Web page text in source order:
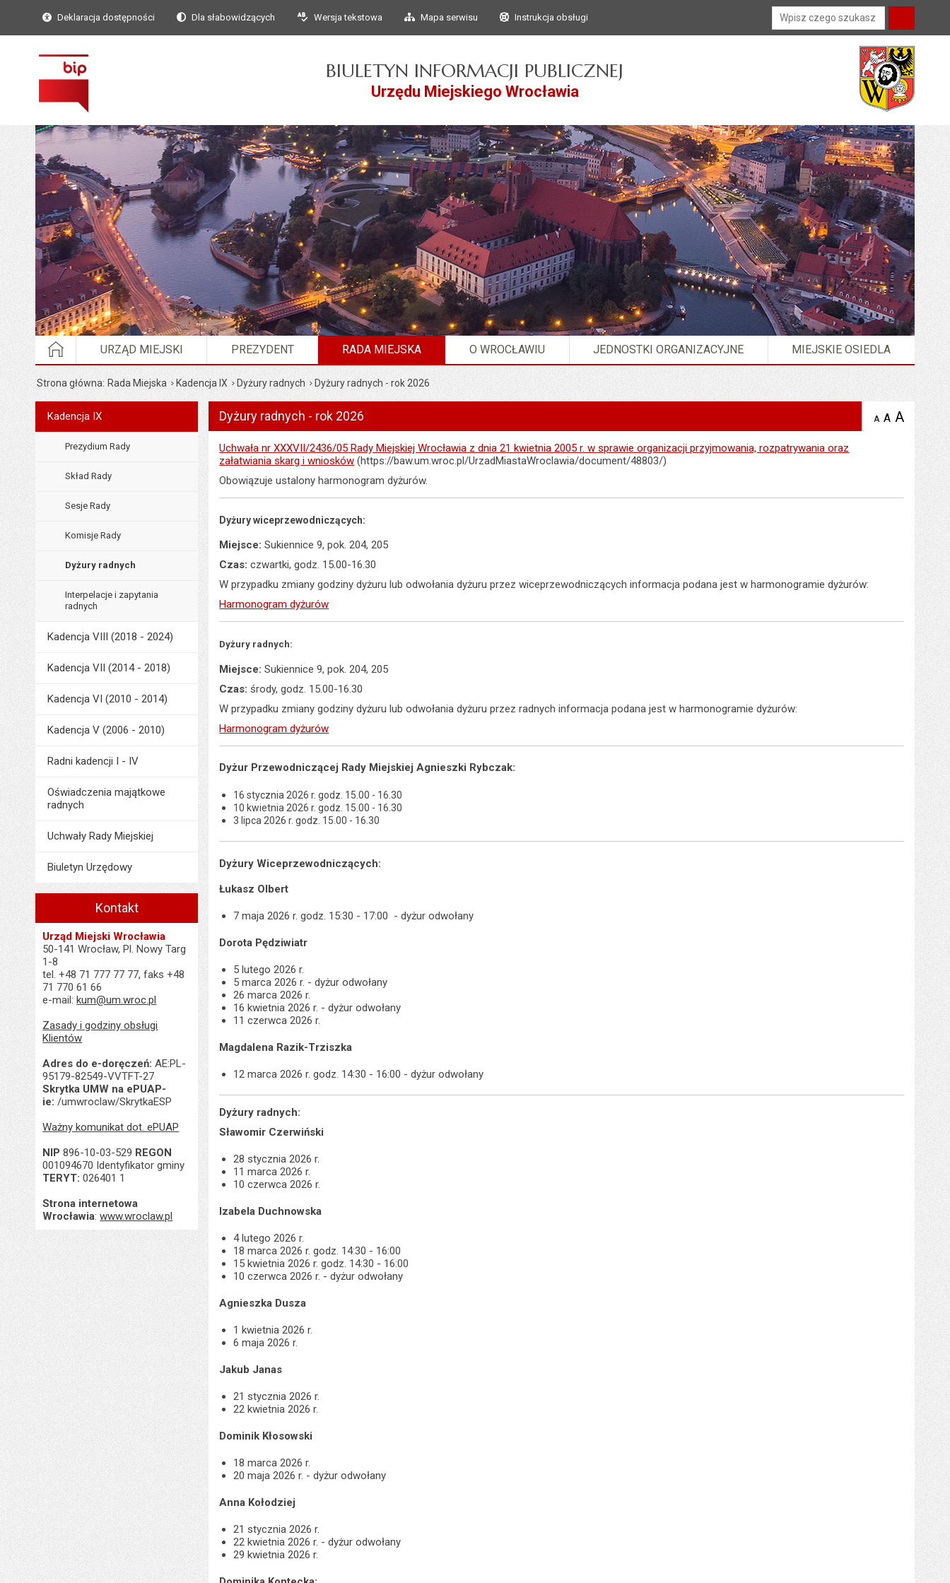
Przejdź do głównego
Przejdź do treści
Deklaracja dostępności Dla słabowidzących Wersja tekstowa Mapa serwisu Instrukcja obsługi Wyszukiwarka
BIULETYN INFORMACJI PUBLICZNEJ
Urzędu Miejskiego Wrocławia
STRONA GŁÓWNA
URZĄD MIEJSKI PREZYDENT RADA MIEJSKA O WROCŁAWIU JEDNOSTKI ORGANIZACYJNE MIEJSKIE OSIEDLA
Strona główna Rada Miejska Kadencja IX Dyżury radnych Dyżury radnych - rok 2026
MenuRada Miejska
Kadencja IX
Prezydium Rady
Skład Rady
Sesje Rady
Komisje Rady
Dyżury radnych
Interpelacje i zapytania
radnych
Kadencja VIII (2018 - 2024)
Kadencja VII (2014 - 2018)
Kadencja VI (2010 - 2014)
Kadencja V (2006 - 2010)
Radni kadencji I - IV
Oświadczenia majątkowe
radnych
Uchwały Rady Miejskiej
Biuletyn Urzędowy
Kontakt
Urząd Miejski Wrocławia
50-141 Wrocław, Pl. Nowy Targ
1-8
tel. +48 71 777 77 77, faks +48
71 770 61 66
e-mail:kum@um.wroc.pl
Zasady i godziny obsługi
Klientów
Adres do e-doręczeń: AE:PL-
95179-82549-VVTFT-27
Skrytka UMW na ePUAP-
ie: /umwroclaw/SkrytkaESP
Ważny komunikat dot. ePUAP
NIP 896-10-03-529 REGON
001094670 Identyfikator gminy
TERYT: 026401 1
Strona internetowa
Wrocławia:www.wroclaw.pl
Dyżury radnych - rok 2026 A zmniejsz
A domyślna
A
Uchwała nr XXXVII/2436/05 Rady Miejskiej Wrocławia z dnia 21 kwietnia 2005 r. w sprawie organizacji przyjmowania, rozpatrywania oraz
załatwiania skarg i wniosków (https://baw.um.wroc.pl/UrzadMiastaWroclawia/document/48803/)
Obowiązuje ustalony harmonogram dyżurów.
Dyżury wiceprzewodniczących:
Miejsce: Sukiennice 9, pok. 204, 205
Czas: czwartki, godz. 15.00-16.30
W przypadku zmiany godziny dyżuru lub odwołania dyżuru przez wiceprzewodniczących informacja podana jest w harmonogramie dyżurów:
Harmonogram dyżurów
Dyżury radnych:
Miejsce: Sukiennice 9, pok. 204, 205
Czas: środy, godz. 15.00-16.30
W przypadku zmiany godziny dyżuru lub odwołania dyżuru przez radnych informacja podana jest w harmonogramie dyżurów:
Harmonogram dyżurów
Dyżur Przewodniczącej Rady Miejskiej Agnieszki Rybczak:
16 stycznia 2026 r. godz. 15.00 - 16.30
10 kwietnia 2026 r. godz. 15.00 - 16.30
3 lipca 2026 r. godz. 15.00 - 16.30
Dyżury Wiceprzewodniczących:
Łukasz Olbert
7 maja 2026 r. godz. 15:30 - 17:00 - dyżur odwołany
Dorota Pędziwiatr
5 lutego 2026 r.
5 marca 2026 r. - dyżur odwołany
26 marca 2026 r.
16 kwietnia 2026 r. - dyżur odwołany
11 czerwca 2026 r.
Magdalena Razik-Trziszka
12 marca 2026 r. godz. 14:30 - 16:00 - dyżur odwołany
Dyżury radnych:
Sławomir Czerwiński
28 stycznia 2026 r.
11 marca 2026 r.
10 czerwca 2026 r.
Izabela Duchnowska
4 lutego 2026 r.
18 marca 2026 r. godz. 14:30 - 16:00
15 kwietnia 2026 r. godz. 14:30 - 16:00
10 czerwca 2026 r. - dyżur odwołany
Agnieszka Dusza
1 kwietnia 2026 r.
6 maja 2026 r.
Jakub Janas
21 stycznia 2026 r.
22 kwietnia 2026 r.
Dominik Kłosowski
18 marca 2026 r.
20 maja 2026 r. - dyżur odwołany
Anna Kołodziej
21 stycznia 2026 r.
22 kwietnia 2026 r. - dyżur odwołany
29 kwietnia 2026 r.